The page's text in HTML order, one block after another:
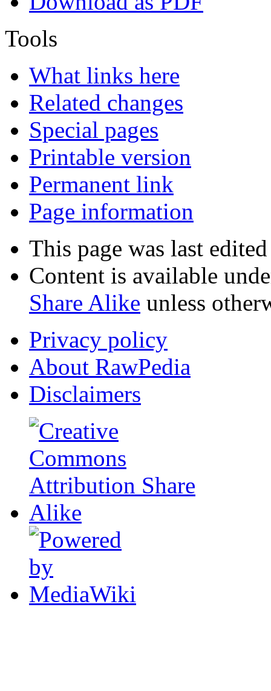
Tools
What links here
Related changes
Special pages
Printable version
Permanent link
Page information
This page was last
Content is available
Share Alike unless
Privacy policy
About RawPedia
Disclaimers